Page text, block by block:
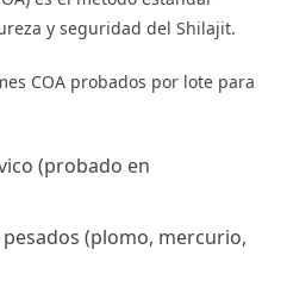
y seguridad del Shilajit.
COA probados por lote para
(probado en
(plomo, mercurio,